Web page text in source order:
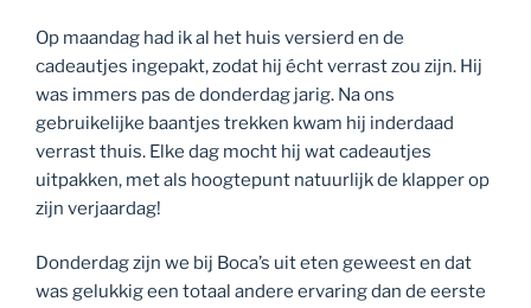
Op maandag had ik al het huis versierd en de
cadeautjes ingepakt, zodat hij écht verrast zou zijn. Hij
was immers pas de donderdag jarig. Na ons
gebruikelijke baantjes trekken kwam hij inderdaad
verrast thuis. Elke dag mocht hij wat cadeautjes
uitpakken, met als hoogtepunt natuurlijk de klapper op
zijn verjaardag!
Donderdag zijn we bij Boca’s uit eten geweest en dat
was gelukkig een totaal andere ervaring dan de eerste